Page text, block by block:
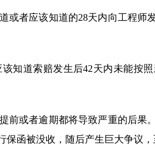
或者应该知道的28天内向工程师
知道索赔发生后42天内未能按
前或者逾期都将导致严重的后果
函被没收，随后产生巨大争议，